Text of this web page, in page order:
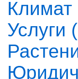
Климат
Услуги